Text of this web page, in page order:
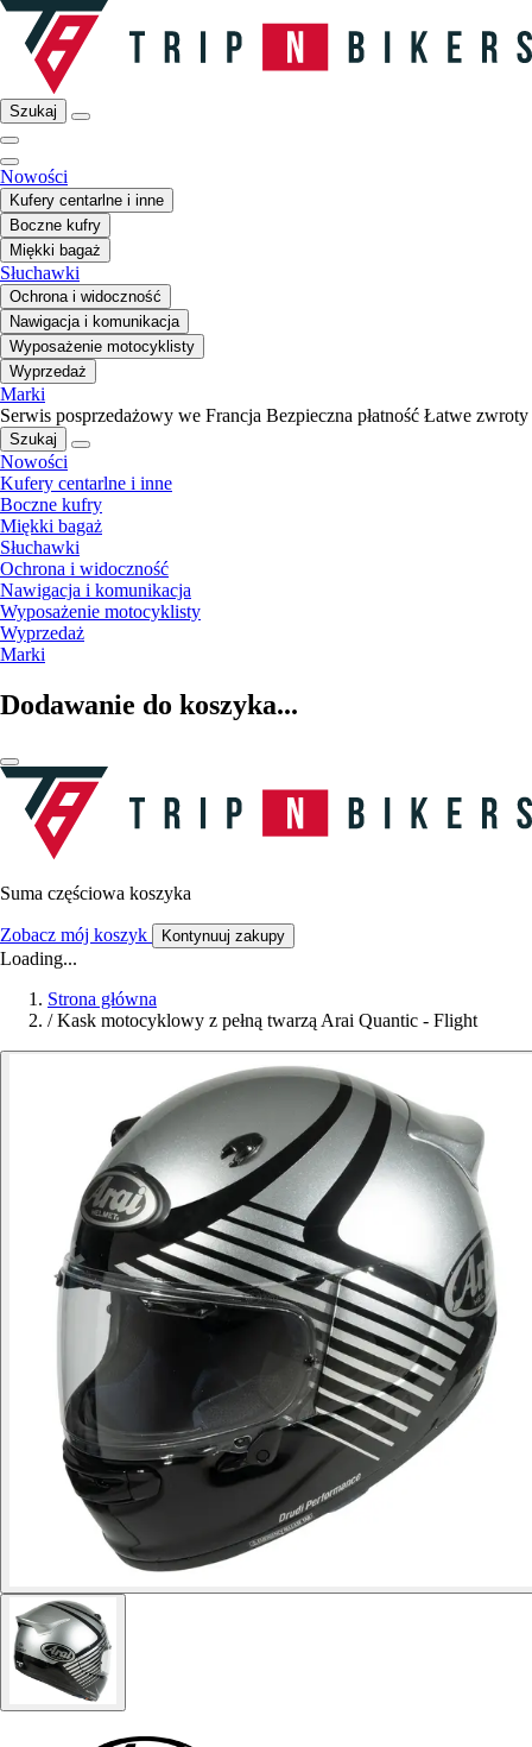
Szukaj
Nowości
Kufery centarlne i inne
Boczne kufry
Miękki bagaż
Słuchawki
Ochrona i widoczność
Nawigacja i komunikacja
Wyposażenie motocyklisty
Wyprzedaż
Marki
Serwis posprzedażowy we Francja Bezpieczna płatność Łatwe zwroty
Szukaj
Nowości
Kufery centarlne i inne
Boczne kufry
Miękki bagaż
Słuchawki
Ochrona i widoczność
Nawigacja i komunikacja
Wyposażenie motocyklisty
Wyprzedaż
Marki
Dodawanie do koszyka...
Suma częściowa koszyka
Zobacz mój koszyk Kontynuuj zakupy
Loading...
Strona główna
/ Kask motocyklowy z pełną twarzą Arai Quantic - Flight